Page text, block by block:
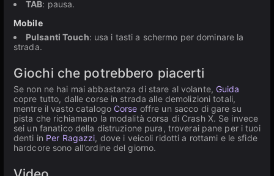
TAB: pausa.
Mobile
Pulsanti Touch: usa i tasti a schermo per dominare la
strada.
Giochi che potrebbero piacerti
Se non ne hai mai abbastanza di stare al volante, Guida
copre tutto, dalle corse in strada alle demolizioni totali,
mentre il vasto catalogo Corse offre un sacco di gare su
pista che richiamano la modalità corsa di Crash X. Se invece
sei un fanatico della distruzione pura, troverai pane per i tuoi
denti in Per Ragazzi, dove i veicoli ridotti a rottami e le sfide
hardcore sono all'ordine del giorno.